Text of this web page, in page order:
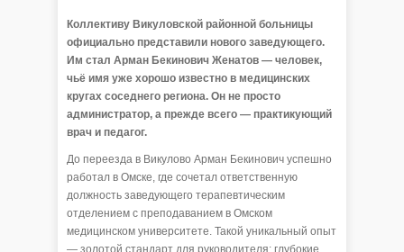
Коллективу Викуловской районной больницы
официально представили нового заведующего.
Им стал Арман Бекинович Женатов — человек,
чьё имя уже хорошо известно в медицинских
кругах соседнего региона. Он не просто
администратор, а прежде всего — практикующий
врач и педагог.
До переезда в Викулово Арман Бекинович успешно
работал в Омске, где сочетал ответственную
должность заведующего терапевтическим
отделением с преподаванием в Омском
медицинском университете. Такой уникальный опыт